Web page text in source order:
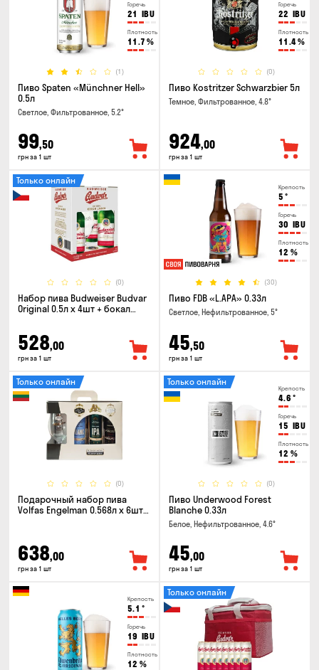
Горечь
21 IBU
Плотность
11.7 %
(1)
Пиво Spaten «Münchner Hell»
0.5л
Светлое, Фильтрованное, 5.2°
99,50
грн за 1 шт
Горечь
22 IBU
Плотность
11.4%
(0)
Пиво Kostritzer Schwarzbier 5л
Темное, Фильтрованное, 4.8°
924,00
грн за 1 шт
(0)
Только онлайн
Набор пива Budweiser Budvar
Original 0.5л х 4шт + бокал
528,00
грн за 1 шт
Крепость
5 °
Горечь
30 IBU
Плотность
12 %
(30)
Пиво FDB «L.APA» 0.33л
Светлое, Нефильтрованное, 5°
45,50
грн за 1 шт
(0)
Только онлайн
Подарочный набор пива
Volfas Engelman 0.568л x 6шт +
638,00
грн за 1 шт
Крепость
4.6 °
Горечь
15 IBU
Плотность
12 %
(0)
Только онлайн
Пиво Underwood Forest
Blanche 0.33л
Белое, Нефильтрованное, 4.6°
45,00
грн за 1 шт
Крепость
5.1 °
Горечь
19 IBU
Плотность
12 %
Только онлайн